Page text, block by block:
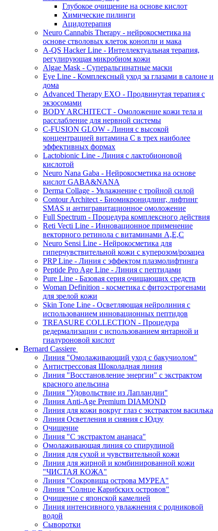
Глубокое очищение на основе кислот
Химические пилинги
Ацидотерапия
Neuro Cannabis Therapy - нейрокосметика на
основе стволовых клеток конопли и мака
A-QS Hacker Line - Интеллектуальная терапия,
регулирующая микробиом кожи
Algae Mask - Суперальгинатные маски
Eye Line - Комплексный уход за глазами в салоне и
дома
Advanced Therapy EXO - Продвинутая терапия с
экзосомами
BODY ARCHITECT - Омоложение кожи тела и
расслабление для нервной системы
C-FUSION GLOW - Линия с высокой
концентрацией витамина C в трех наиболее
эффективных формах
Lactobionic Line - Линия с лактобионовой
кислотой
Neuro Nana Gaba - Нейрокосметика на основе
кислот GABA&NANA
Derma Collage - Увлажнение с тройной силой
Contour Architect - Биомикронидлинг, лифтинг
SMAS и антигравитационное омоложение
Full Spectrum - Процедура комплексного действия
Reti Vecti Line - Инновационное применение
векторного ретинола с витаминами A,Е,С
Neuro Sensi Line - Нейрокосметика для
гиперчувствительной кожи с куперозом/розацеа
PRP Line - Линия с эффектом плазмолифтинга
Peptide Pro Age Line - Линия с пептидами
Pure Line - Базовая серия очищающих средств
Woman Definition - косметика с фитоэстрогенами
для зрелой кожи
Skin Tone Line - Осветляющая нейролиния с
использованием инновационных пептидов
TREASURE COLLECTION - Процедура
редермализации с использованием янтарной и
гиалуроновой кислот
Bernard Cassiere
Линия "Омолаживающий уход с бакучиолом"
Антистрессовая Шоколадная линия
Линия "Восстановление энергии" с экстрактом
красного апельсина
Линия "Удовольствие из Лапландии"
Линия Anti-Age Premium DIAMOND
Линия для кожи вокруг глаз с экстрактом василька
Линия Осветления и сияния с Юдзу
Очищение
Линия "С экстрактом ананаса"
Омолаживающая линия со спирулиной
Линия для сухой и чувствительной кожи
Линия для жирной и комбинированной кожи
"ЧИСТАЯ КОЖА"
Линия "Сокровища острова МУРЕА"
Линия "Солнце Карибских островов"
Очищение с японской камелией
Линия интенсивного увлажнения с родниковой
водой
Сыворотки